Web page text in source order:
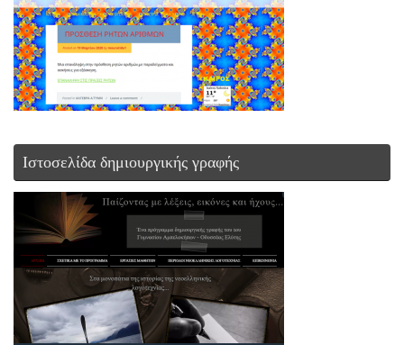
Ιστοσελίδα δημιουργικής γραφής